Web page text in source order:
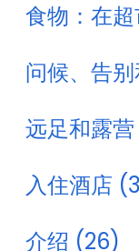
食物：在
问候、告
远足和露
入住酒店
介绍 (26)